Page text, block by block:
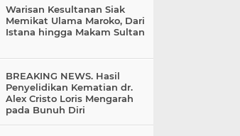
Warisan Kesultanan Siak
Memikat Ulama Maroko, Dari
Istana hingga Makam Sultan
BREAKING NEWS. Hasil
Penyelidikan Kematian dr.
Alex Cristo Loris Mengarah
pada Bunuh Diri